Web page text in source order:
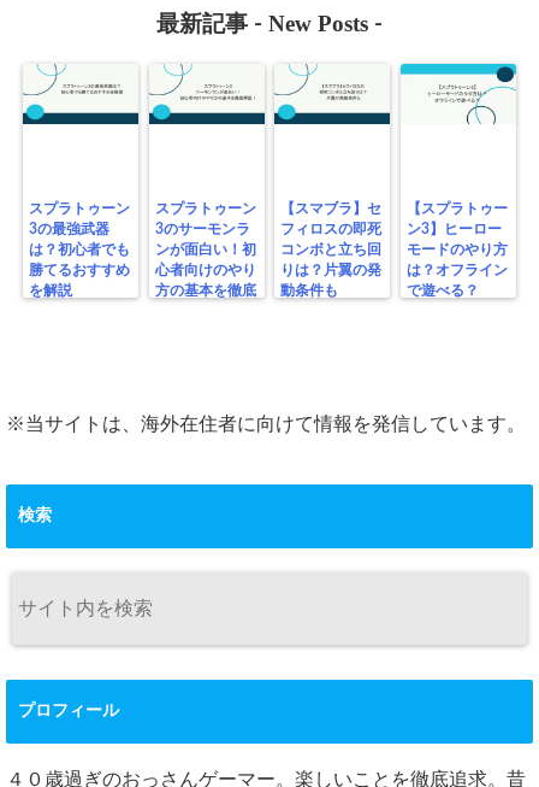
最新記事 - New Posts -
スプラトゥーン
3の最強武器
は？初心者でも
勝てるおすすめ
を解説
スプラトゥーン
3のサーモンラ
ンが面白い！初
心者向けのやり
方の基本を徹底
【スマブラ】セ
フィロスの即死
コンボと立ち回
りは？片翼の発
動条件も
【スプラトゥー
ン3】ヒーロー
モードのやり方
は？オフライン
で遊べる？
※当サイトは、海外在住者に向けて情報を発信しています。
検索
プロフィール
４０歳過ぎのおっさんゲーマー。楽しいことを徹底追求。昔